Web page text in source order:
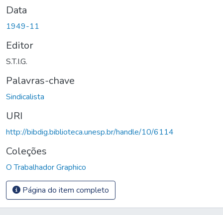
Data
1949-11
Editor
S.T.I.G.
Palavras-chave
Sindicalista
URI
http://bibdig.biblioteca.unesp.br/handle/10/6114
Coleções
O Trabalhador Graphico
Página do item completo